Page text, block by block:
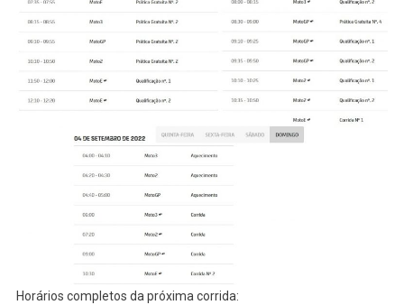
Horários completos da próxima corrida: